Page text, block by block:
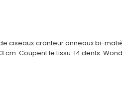
ciseaux cranteur anneaux bi-
cm. Coupent le tissu. 14 dents.